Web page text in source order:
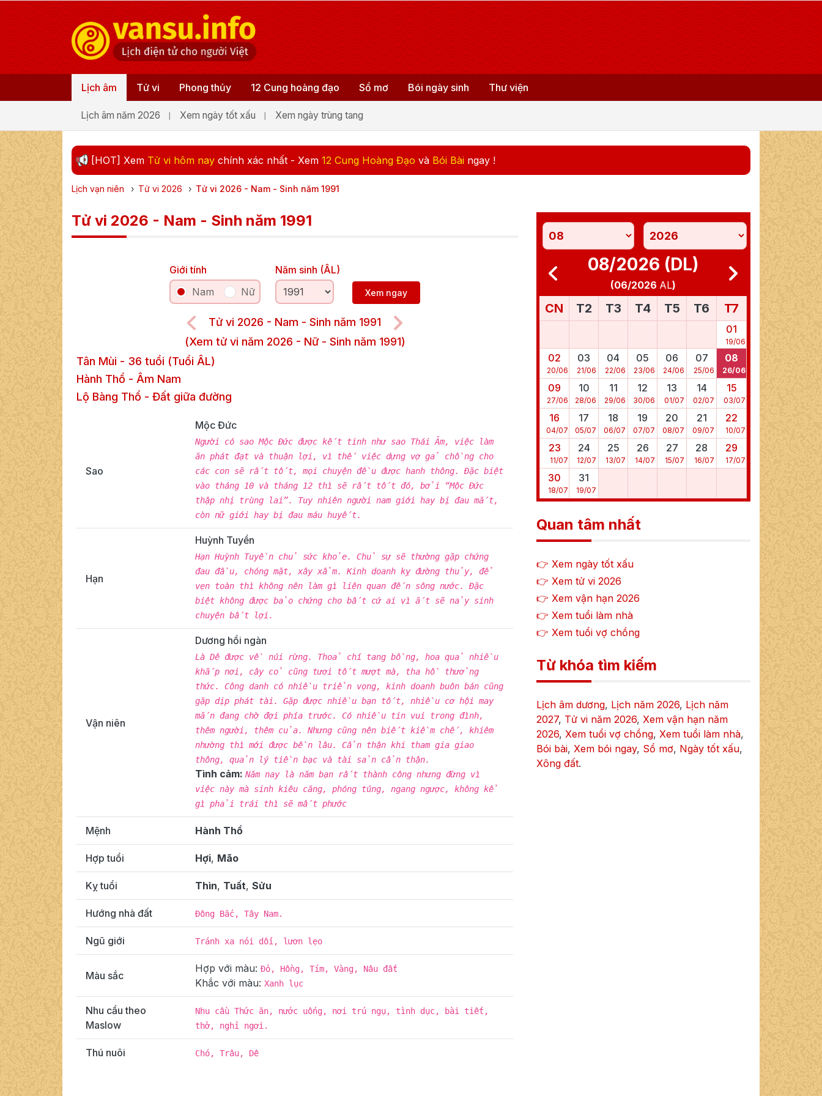
Lịch âm
Lịch âm năm 2026 Xem ngày tốt xấu Xem ngày trùng tang
Tử vi Phong thủy 12 Cung hoàng đạo Sổ mơ Bói ngày sinh Thư viện
[HOT] Xem Tử vi hôm nay chính xác nhất - Xem 12 Cung Hoàng Đạo và Bói Bài ngay !
Lịch vạn niên › Tử vi 2026 › Tử vi 2026 - Nam - Sinh năm 1991
Tử vi 2026 - Nam - Sinh năm 1991
Giới tính
Nam
Nữ
Năm sinh (ÂL)
Xem ngay
Tử vi 2026 - Nam - Sinh năm 1991
(Xem tử vi năm 2026 - Nữ - Sinh năm 1991)
Tân Mùi - 36 tuổi (Tuổi ÂL)
Hành Thổ - Âm Nam
Lộ Bàng Thổ - Đất giữa đường
Sao
Mộc Đức
Người có sao Mộc Đức được kết tinh như sao Thái Âm, việc làm
ăn phát đạt và thuận lợi, vì thế việc dựng vợ gả chồng cho
các con sẽ rất tốt, mọi chuyện đều được hanh thông. Đặc biệt
vào tháng 10 và tháng 12 thì sẽ rất tốt đó, bởi “Mộc Đức
thập nhị trùng lai”. Tuy nhiên người nam giới hay bị đau mắt,
còn nữ giới hay bị đau máu huyết.
Hạn
Huỳnh Tuyền
Hạn Huỳnh Tuyền chủ sức khỏe. Chủ sự sẽ thường gặp chứng
đau đầu, chóng mặt, xây xẩm. Kinh doanh kỵ đường thủy, để
vẹn toàn thì không nên làm gì liên quan đến sông nước. Đặc
biệt không được bảo chứng cho bất cứ ai vì ắt sẽ nảy sinh
chuyện bất lợi.
Vận niên
Dương hồi ngàn
Là Dê được về núi rừng. Thoả chí tang bồng, hoa quả nhiều
khắp nơi, cây cỏ cũng tươi tốt mượt mà, tha hồ thưởng
thức. Công danh có nhiều triển vọng, kinh doanh buôn bán cũng
gặp dịp phát tài. Gặp được nhiều bạn tốt, nhiều cơ hội may
mắn đang chờ đợi phía trước. Có nhiều tin vui trong đình,
thêm người, thêm của. Nhưng cũng nên biết kiềm chế, khiêm
nhường thì mới được bền lâu. Cẩn thận khi tham gia giao
thông, quản lý tiền bạc và tài sản cẩn thận.
Tình cảm: Năm nay là năm bạn rất thành công nhưng đừng vì
việc này mà sinh kiêu căng, phóng túng, ngang ngược, không kể
gì phải trái thì sẽ mất phước
Mệnh Hành Thổ
Hợp tuổi Hợi, Mão
Kỵ tuổi Thìn, Tuất, Sửu
Hướng nhà đất Đông Bắc, Tây Nam.
Ngũ giới Tránh xa nói dối, lươn lẹo
Màu sắc
Hợp với màu: Đỏ, Hồng, Tím, Vàng, Nâu đất
Khắc với màu: Xanh lục
Nhu cầu theo
Maslow
Nhu cầu Thức ăn, nước uống, nơi trú ngụ, tình dục, bài tiết,
thở, nghỉ ngơi.
Thú nuôi Chó, Trâu, Dê
08/2026 (DL)
(06/2026 AL)
CN T2 T3 T4 T5 T6 T7
01
19/06
02
20/06
03
21/06
04
22/06
05
23/06
06
24/06
07
25/06
08
26/06
09
27/06
10
28/06
11
29/06
12
30/06
13
01/07
14
02/07
15
03/07
16
04/07
17
05/07
18
06/07
19
07/07
20
08/07
21
09/07
22
10/07
23
11/07
24
12/07
25
13/07
26
14/07
27
15/07
28
16/07
29
17/07
30
18/07
31
19/07
Quan tâm nhất
👉 Xem ngày tốt xấu
👉 Xem tử vi 2026
👉 Xem vận hạn 2026
👉 Xem tuổi làm nhà
👉 Xem tuổi vợ chồng
Từ khóa tìm kiếm
Lịch âm dương, Lịch năm 2026, Lịch năm
2027, Tử vi năm 2026, Xem vận hạn năm
2026, Xem tuổi vợ chồng, Xem tuổi làm nhà,
Bói bài, Xem bói ngay, Sổ mơ, Ngày tốt xấu,
Xông đất.